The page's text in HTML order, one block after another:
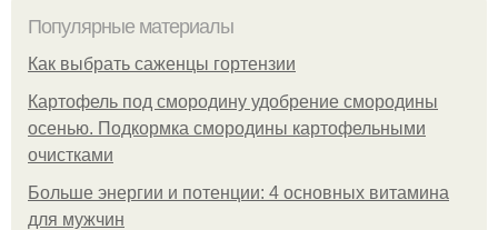
Популярные материалы
Как выбрать саженцы гортензии
Картофель под смородину удобрение смородины
осенью. Подкормка смородины картофельными
очистками
Больше энергии и потенции: 4 основных витамина
для мужчин